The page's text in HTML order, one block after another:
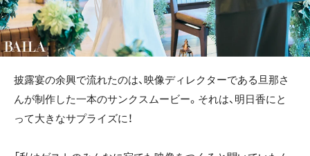
披露宴の余興で流れたのは、映像ディレクターである旦那さ
んが制作した一本のサンクスムービー。それは、明日香にと
って大きなサプライズに！